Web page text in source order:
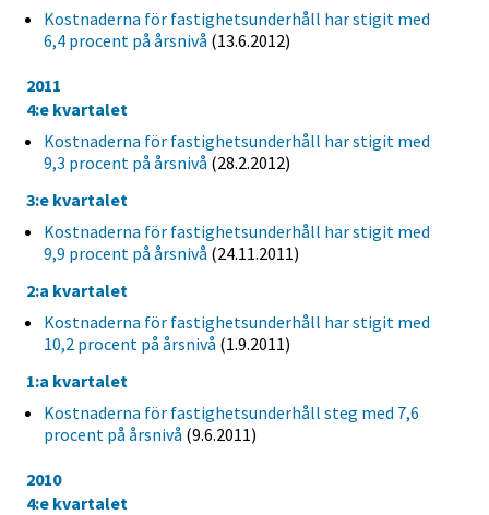
Kostnaderna för fastighetsunderhåll har stigit med
6,4 procent på årsnivå (13.6.2012)
2011
4:e kvartalet
Kostnaderna för fastighetsunderhåll har stigit med
9,3 procent på årsnivå (28.2.2012)
3:e kvartalet
Kostnaderna för fastighetsunderhåll har stigit med
9,9 procent på årsnivå (24.11.2011)
2:a kvartalet
Kostnaderna för fastighetsunderhåll har stigit med
10,2 procent på årsnivå (1.9.2011)
1:a kvartalet
Kostnaderna för fastighetsunderhåll steg med 7,6
procent på årsnivå (9.6.2011)
2010
4:e kvartalet